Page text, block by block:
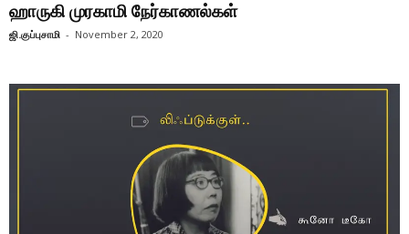
ஹாருகி முரகாமி நேர்காணல்கள்
ஜி.குப்புசாமி - November 2, 2020